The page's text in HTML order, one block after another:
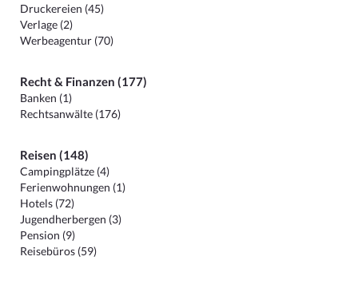
Druckereien (45)
Verlage (2)
Werbeagentur (70)
Recht & Finanzen (177)
Banken (1)
Rechtsanwälte (176)
Reisen (148)
Campingplätze (4)
Ferienwohnungen (1)
Hotels (72)
Jugendherbergen (3)
Pension (9)
Reisebüros (59)